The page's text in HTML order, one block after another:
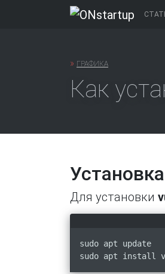
» ГРАФИКА
Как
Для установки
sudo apt update
sudo apt install